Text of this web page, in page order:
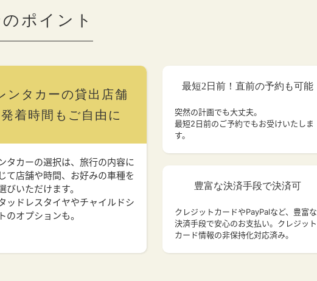
ポイント
ンタカーの貸出店舗
発着時間もご自由に
タカーの選択は、旅行の内容に
て店舗や時間、お好みの車種を
びいただけます。
ッドレスタイヤやチャイルドシ
のオプションも。
最短2日前！直前の予約も可能
突然の計画でも大丈夫。
最短2日前のご予約でもお受けいたしま
す。
豊富な決済手段で決済可
クレジットカードやPayPalなど、豊富な
決済手段で安心のお支払い。クレジット
カード情報の非保持化対応済み。